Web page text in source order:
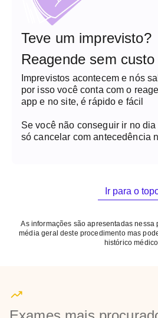
Teve um imprevisto?
Reagende sem custo
Imprevistos acontecem e nós
por isso você conta com o
app e no site, é rápido e fácil
Se você não conseguir ir no
só cancelar com antecedência
Ir para o
As informações são apresentadas nessa
média geral deste procedimento mas
histórico